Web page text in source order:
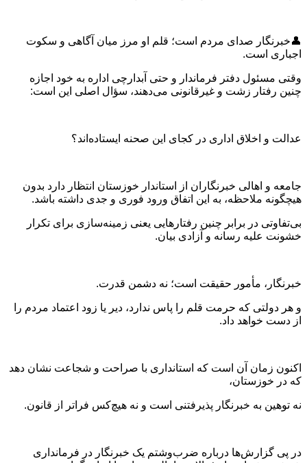
👤خبرنگار صدای مردم است؛ قلم او مرز میان آگاهی و سکوت
اجباری است.
وقتی مسئول دفتر فرماندار و حتی آبدارچی اداره به خود اجازه
چنین رفتار زشت و غیرقانونی می‌دهند، سؤال اصلی این است:
عدالت و اخلاق اداری در کجای این صحنه ایستاده‌اند؟
جامعه و اهالی خبرنگاران از استاندار خوزستان انتظار دارد بدون
هیچگونه ملاحظه، به این اتفاق ورود فوری و جدی داشته باشد.
بی‌تفاوتی در برابر چنین رفتارهایی یعنی زمینه‌سازی برای تکرار
خشونت علیه رسانه و آزادی بیان.
خبرنگار، مأمور حقیقت است؛ نه دشمن قدرت.
و هر دولتی که حرمت قلم را پاس ندارد، دیر یا زود اعتماد مردم را
از دست خواهد داد.
اکنون زمان آن است که استانداری با صراحت و شجاعت نشان دهد
که در خوزستان،
نه توهین به خبرنگار پذیرفتنی است و نه هیچ‌کس فراتر از قانون.
در پی گزارش‌ها درباره ضرب‌وشتم یک خبرنگار در فرمانداری